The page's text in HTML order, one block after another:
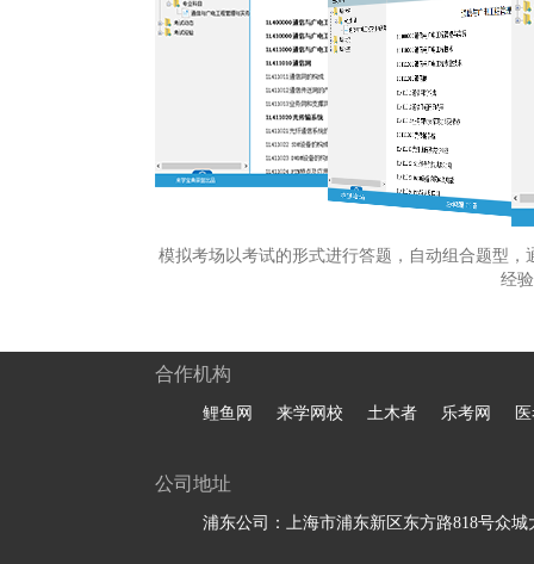
模拟考场以考试的形式进行答题，自动组合题型
经
合作机构
鲤鱼网 来学网校 土木者 乐考网
公司地址
浦东公司：上海市浦东新区东方路818号众城